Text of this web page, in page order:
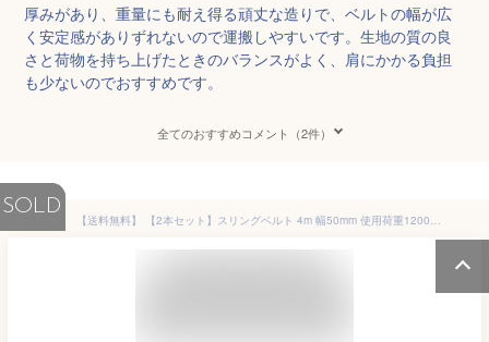
厚みがあり、重量にも耐え得る頑丈な造りで、ベルトの幅が広
く安定感がありずれないので運搬しやすいです。生地の質の良
さと荷物を持ち上げたときのバランスがよく、肩にかかる負担
も少ないのでおすすめです。
全てのおすすめコメント（2件）
SOLD
【送料無料】 【2本セット】スリングベルト 4m 幅50mm 使用荷重1200kg 吊りベルト ベルトスリング ナイロンスリング ［ナイロンスリングベルト 繊維ベルト 荷吊りベルト 吊上げ ロープ 牽引 クレーンロープ クレーンベルト 運搬］